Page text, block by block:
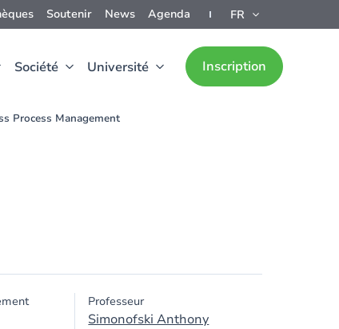
Soutenir News Agenda FR
Société Université Inscription
Process Management
Professeur
Simonofski Anthony